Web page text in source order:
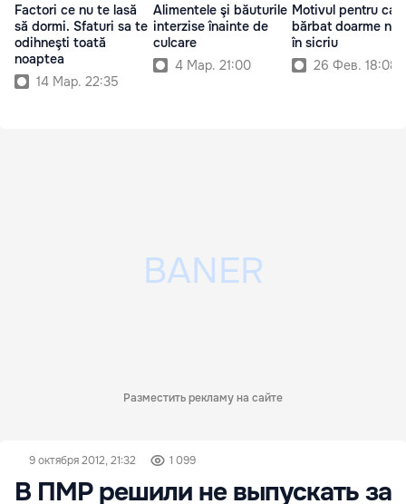
Factori ce nu te lasă
să dormi. Sfaturi sa te
odihneşti toată
noaptea
14 Мар. 22:35
Alimentele şi băuturile
interzise înainte de
culcare
4 Мар. 21:00
Motivul pentru
bărbat doarme
în sicriu
26 Фев. 18:08
Разместить рекламу на сайте
9 октября 2012, 21:32 1 099
В ПМР решили не выпускать за